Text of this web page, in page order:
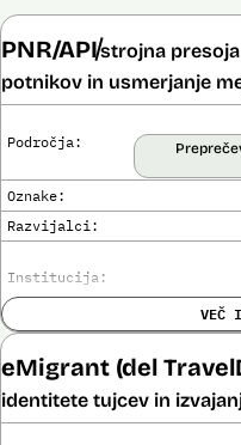
PNR/APIstrojna
potnikov in usmerjanje
Področja:
Oznake:
Razvijalci:
Institucija:
Cena:
opravljena:
Analiza učinka na osebne
VEČ
eMigrant (del
identitete tujcev in